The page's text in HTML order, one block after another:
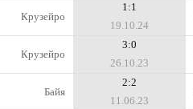
Крузейро
1:1
19.10.24
Крузейро
3:0
26.10.23
Байя
2:2
11.06.23